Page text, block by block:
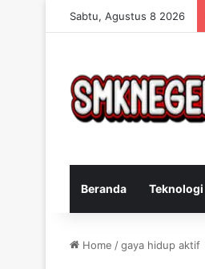
Sabtu, Agustus 8 2026
Beranda Teknologi
Home /gaya hidup aktif